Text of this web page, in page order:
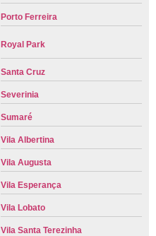
Porto Ferreira
Royal Park
Santa Cruz
Severinia
Sumaré
Vila Albertina
Vila Augusta
Vila Esperança
Vila Lobato
Vila Santa Terezinha